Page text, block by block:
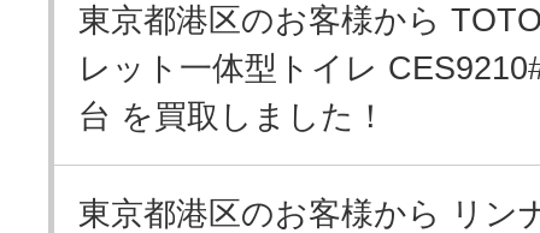
東京都港区のお客様から
レット一体型トイレ
台 を買取しました！
東京都港区のお客様から リン